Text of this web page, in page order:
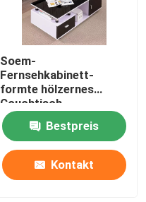
Soem-
Fernsehkabinett-
formte hölzernes
Couchtisch-
Glasquadrat einfache
LagerungBestpreis
Kontakt